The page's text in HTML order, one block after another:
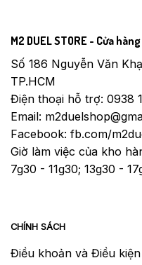
M2 DUEL STORE - Cửa
Số 186 Nguyễn Văn
TP.HCM
Điện thoại hỗ trợ: 0938
Email:
Facebook: fb.com/
Giờ làm việc của kho
7g30 - 11g30; 13g30 -
CHÍNH SÁCH
Điều khoản và Điều kiện